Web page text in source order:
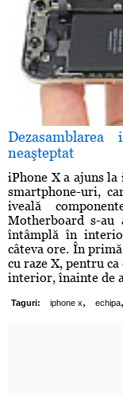
neaşteptat
iPhone X a ajuns
smartphone-uri,
iveală
Motherboard s-au
întâmplă în
câteva ore. În
cu raze X, pentru
interior, înainte de
Taguri: iphone x, echipa,